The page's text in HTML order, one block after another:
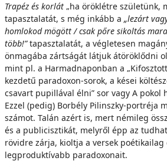
Trapéz és korlát „ha öröklétre születünk,
tapasztalatát, s még inkább a „lezárt
homlokod mögött / csak pőre sikoltás
több!”tapasztalatát, a végletesen
önmagába zártságát látjuk átöröklődni
mint pl. a Harmadnaponban a
kezdetű paradoxon-sorok, a kései
csavart pupillával élni” sor vagy A pokol
Ezzel (pedig) Borbély Pilinszky-portréja
számot. Talán azért is, mert némileg
és a publicisztikát, melyről épp az
rövidre zárja, kioltja a versek
legproduktívabb paradoxonait.